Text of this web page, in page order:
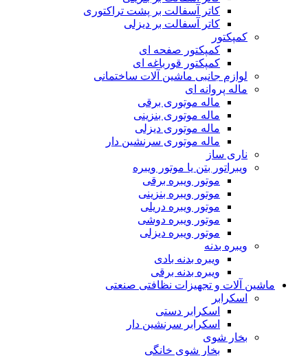
کاتر آسفالت بر پشت تراکتوری
کاتر آسفالت بر دیزلی
کمپکتور
کمپکتور صفحه ای
کمپکتور قورباغه ای
لوازم جانبی ماشین آلات ساختمانی
ماله پروانه ای
ماله موتوری برقی
ماله موتوری بنزینی
ماله موتوری دیزلی
ماله موتوری سرنشین دار
ناری ساز
ویبراتور بتن یا موتور ویبره
موتور ویبره برقی
موتور ویبره بنزینی
موتور ویبره دریلی
موتور ویبره دوشی
موتور ویبره دیزلی
ویبره بدنه
ویبره بدنه بادی
ویبره بدنه برقی
ماشین آلات و تجهیزات نظافتی صنعتی
اسکرابر
اسکرابر دستی
اسکرابر سرنشین دار
بخار شوی
بخار شوی خانگی